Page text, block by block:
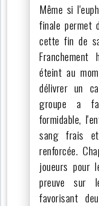
Même si
finale permet
cette fin de
éteint au
délivrer un
groupe a
formidable,
sang frais
renforcée.
joueurs pour
preuve sur
favorisant